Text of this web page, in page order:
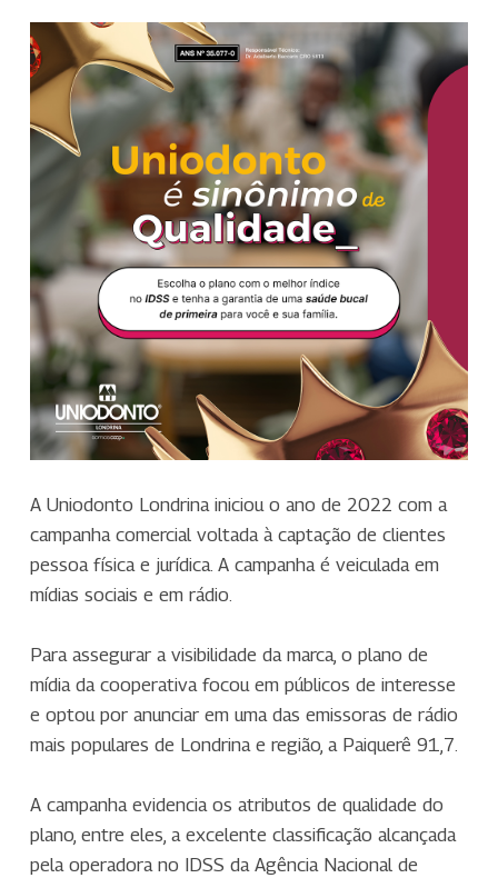
A Uniodonto Londrina iniciou o ano de 2022 com a
campanha comercial voltada à captação de clientes
pessoa física e jurídica. A campanha é veiculada em
mídias sociais e em rádio.
Para assegurar a visibilidade da marca, o plano de
mídia da cooperativa focou em públicos de interesse
e optou por anunciar em uma das emissoras de rádio
mais populares de Londrina e região, a Paiquerê 91,7.
A campanha evidencia os atributos de qualidade do
plano, entre eles, a excelente classificação alcançada
pela operadora no IDSS da Agência Nacional de